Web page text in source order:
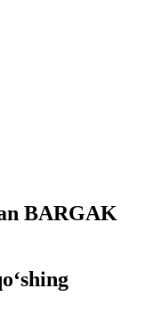
BARGAK